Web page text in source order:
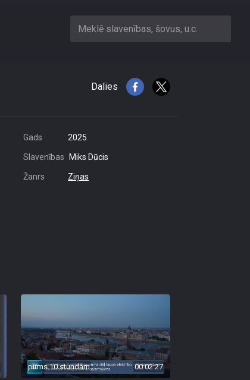
Meklē slavenības, šovus, u.c.
Dalies
Gads 2025
Slavenības Miks Dūcis
Žanrs Ziņas
pirms 10 stundām 00:02:27